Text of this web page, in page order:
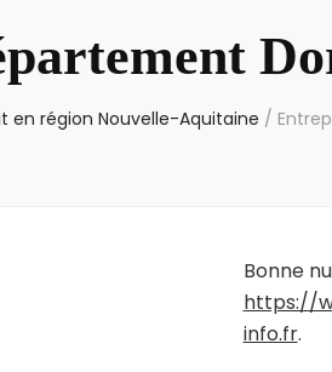
en région Nouvelle-Aquitaine /
Bonne
https://
info.fr.